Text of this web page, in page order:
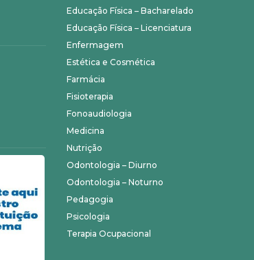
Educação Física – Bacharelado
Educação Física – Licenciatura
Enfermagem
Estética e Cosmética
Farmácia
Fisioterapia
Fonoaudiologia
Medicina
Nutrição
Odontologia – Diurno
Odontologia – Noturno
Pedagogia
Psicologia
Terapia Ocupacional